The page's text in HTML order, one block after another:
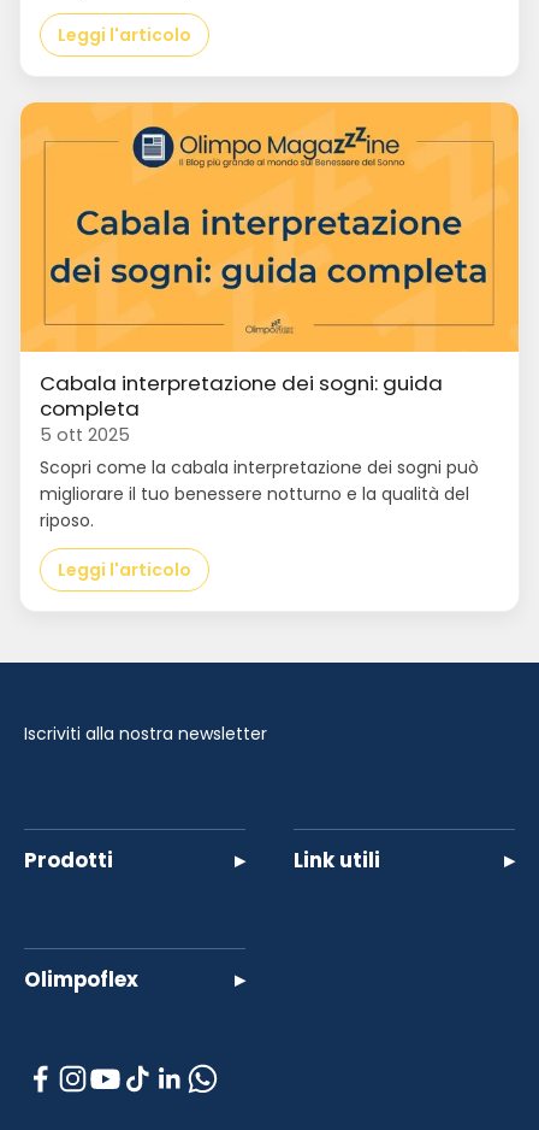
Leggi l'articolo
Cabala interpretazione dei sogni: guida
completa
5 ott 2025
Scopri come la cabala interpretazione dei sogni può
migliorare il tuo benessere notturno e la qualità del
riposo.
Leggi l'articolo
Iscriviti alla nostra newsletter
Prodotti ▸ Link utili ▸
Olimpoflex ▸